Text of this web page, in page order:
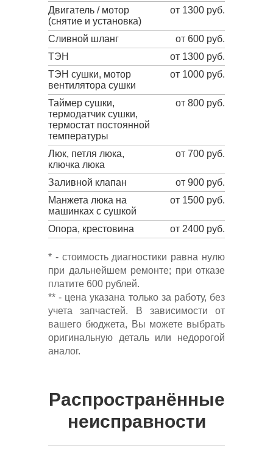
Двигатель / мотор
(снятие и установка)
от 1300 руб.
Сливной шланг
от 600 руб.
ТЭН
от 1300 руб.
ТЭН сушки, мотор
вентилятора сушки
от 1000 руб.
Таймер сушки,
термодатчик сушки,
термостат постоянной
температуры
от 800 руб.
Люк, петля люка,
ключка люка
от 700 руб.
Заливной клапан
от 900 руб.
Манжета люка на
машинках с сушкой
от 1500 руб.
Опора, крестовина от 2400 руб.
* - стоимость диагностики равна нулю
при дальнейшем ремонте; при отказе
платите 600 рублей.
** - цена указана только за работу, без
учета запчастей. В зависимости от
вашего бюджета, Вы можете выбрать
оригинальную деталь или недорогой
аналог.
Распространённые
неисправности